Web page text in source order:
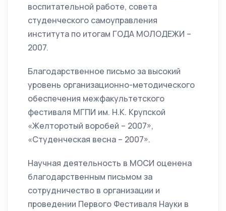
воспитательной работе, совета
студенческого самоуправления
института по итогам ГОДА МОЛОДЕЖИ –
2007.
Благодарственное письмо за высокий
уровень организационно-методического
обеспечения межфакультетского
фестиваля МГПИ им. Н.К. Крупской
«Желторотый воробей – 2007»,
«Студенческая весна – 2007».
Научная деятельность в МОСИ оценена
благодарственным письмом за
сотрудничество в организации и
проведении Первого Фестиваля Науки в